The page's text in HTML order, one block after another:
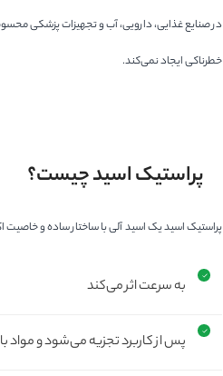
در صنایع غذایی، دارویی، آب و تجهیزات پزشکی
خطرناکی ایجاد نمی‌کند.
پراستیک اسید چیست؟
پراستیک اسید یک اسید آلی با ساختار ساده و خاصیت
به سرعت اثر می‌کند
پس از کاربرد تجزیه می‌شود و مواد